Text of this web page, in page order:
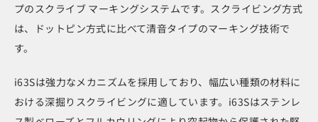
プのスクライブ マーキングシステムです。スクライビング方式
は、ドットピン方式に比べて清音タイプのマーキング技術で
す。
i63Sは強力なメカニズムを採用しており、幅広い種類の材料に
おける深掘りスクライビングに適しています。i63Sはステンレ